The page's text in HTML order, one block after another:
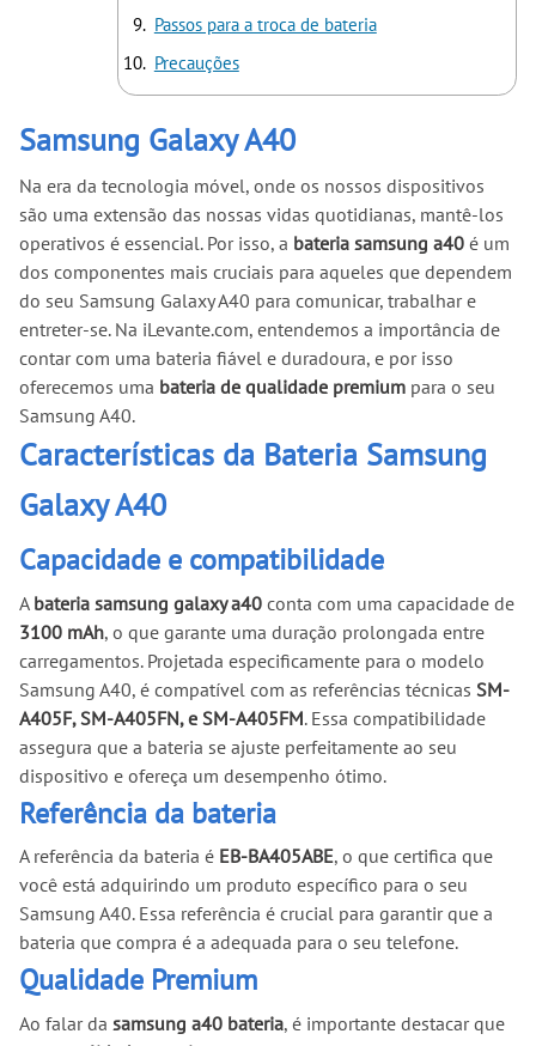
Passos para a troca de bateria
Precauções
Samsung Galaxy A40
Na era da tecnologia móvel, onde os nossos dispositivos
são uma extensão das nossas vidas quotidianas, mantê-los
operativos é essencial. Por isso, a bateria samsung a40 é um
dos componentes mais cruciais para aqueles que dependem
do seu Samsung Galaxy A40 para comunicar, trabalhar e
entreter-se. Na iLevante.com, entendemos a importância de
contar com uma bateria fiável e duradoura, e por isso
oferecemos uma bateria de qualidade premium para o seu
Samsung A40.
Características da Bateria Samsung
Galaxy A40
Capacidade e compatibilidade
A bateria samsung galaxy a40 conta com uma capacidade de
3100 mAh, o que garante uma duração prolongada entre
carregamentos. Projetada especificamente para o modelo
Samsung A40, é compatível com as referências técnicas SM-
A405F, SM-A405FN, e SM-A405FM. Essa compatibilidade
assegura que a bateria se ajuste perfeitamente ao seu
dispositivo e ofereça um desempenho ótimo.
Referência da bateria
A referência da bateria é EB-BA405ABE, o que certifica que
você está adquirindo um produto específico para o seu
Samsung A40. Essa referência é crucial para garantir que a
bateria que compra é a adequada para o seu telefone.
Qualidade Premium
Ao falar da samsung a40 bateria, é importante destacar que